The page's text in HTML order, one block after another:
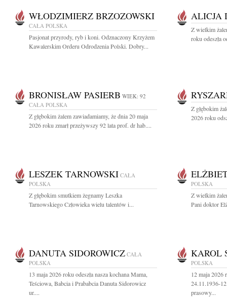
WŁODZIMIERZ BRZOZOWSKI
CAŁA POLSKA
Pasjonat przyrody, ryb i koni. Odznaczony Krzyżem
Kawalerskim Orderu Odrodzenia Polski. Dobry...
ALICJA
Z wielkim
roku odeszła
BRONISŁAW PASIERB WIEK: 92
CAŁA POLSKA
Z głębokim żalem zawiadamiamy, że dnia 20 maja
2026 roku zmarł przeżywszy 92 lata prof. dr hab....
Z głębokim
2026 roku
LESZEK TARNOWSKI CAŁA
POLSKA
Z głębokim smutkiem żegnamy Leszka
Tarnowskiego Człowieka wielu talentów i...
POLSKA
Z wielkim
Pani doktor
DANUTA SIDOROWICZ CAŁA
POLSKA
13 maja 2026 roku odeszła nasza kochana Mama,
Teściowa, Babcia i Prababcia Danuta Sidorowicz
ur....
KAROL
POLSKA
12 maja 2026
24.11.1936-
prasowy...